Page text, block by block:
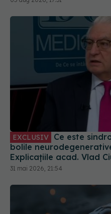
EXCLUSIV
bolile
Explicațiile acad. Vlad
31 mai 2026, 21:54